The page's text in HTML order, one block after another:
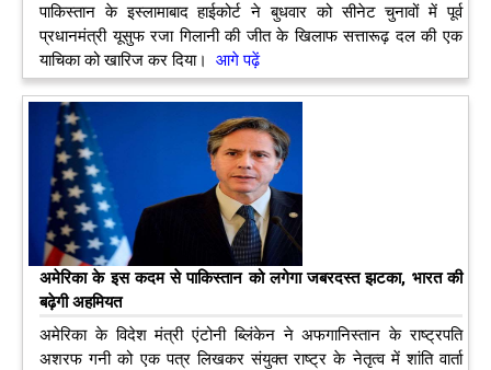
पाकिस्तान के इस्लामाबाद हाईकोर्ट ने बुधवार को सीनेट चुनावों में पूर्व
प्रधानमंत्री यूसुफ रजा गिलानी की जीत के खिलाफ सत्तारूढ़ दल की एक
याचिका को खारिज कर दिया।
आगे पढ़ें
अमेरिका के इस कदम से पाकिस्‍तान को लगेगा जबरदस्‍त झटका, भारत की
बढ़ेगी अहमियत
अमेरिका के विदेश मंत्री एंटोनी ब्लिंकेन ने अफगानिस्‍तान के राष्‍ट्रपति
अशरफ गनी को एक पत्र लिखकर संयुक्‍त राष्‍ट्र के नेतृत्‍व में शांति वार्ता